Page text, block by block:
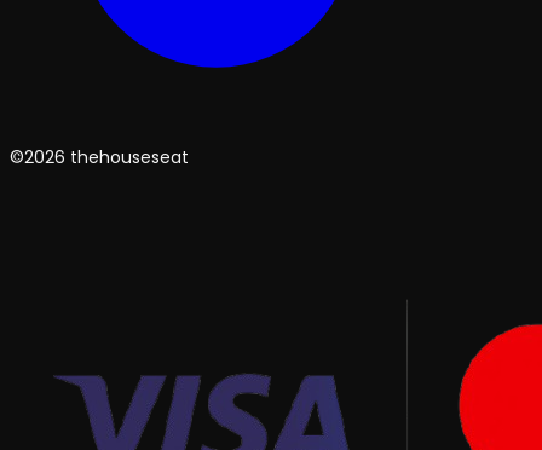
©2026 thehouseseat